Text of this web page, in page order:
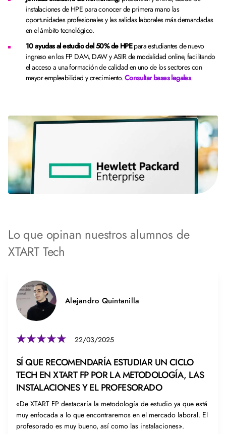
instalaciones de HPE para conocer de primera mano las
oportunidades profesionales y las salidas laborales más demandadas
en el ámbito tecnológico.
10 ayudas al estudio del 50% de HPEpara estudiantes de nuevo
ingreso en los FP DAM, DAW y ASIR de modalidad online, facilitando
el acceso a una formación de calidad en uno de los sectores con
mayor empleabilidad y crecimiento. Consultar bases legales.
Lo que opinan nuestros alumnos de
XTART Tech
Alejandro Quintanilla
22/03/2025
SÍ QUE RECOMENDARÍA ESTUDIAR UN CICLO
TECH EN XTART FP POR LA METODOLOGÍA, LAS
INSTALACIONES Y EL PROFESORADO
«De XTART FP destacaría la metodología de estudio ya que está
muy enfocada a lo que encontraremos en el mercado laboral. El
profesorado es muy bueno, así como las instalaciones».